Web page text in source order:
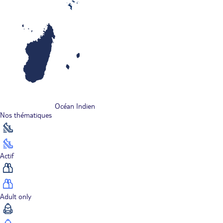
Océan Indien
Nos thématiques
Actif
Adult only